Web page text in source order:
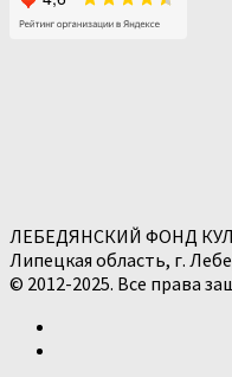
ЛЕБЕДЯНСКИЙ ФОНД
Липецкая область, г.
© 2012-2025. Все права